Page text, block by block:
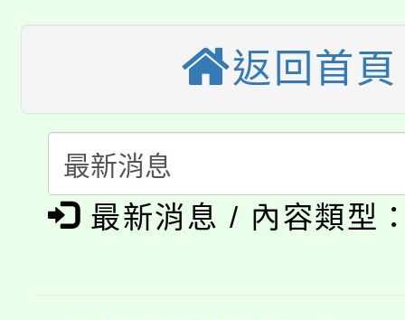
車」活動
桃園市115學年度學生
生本土語及新住民語歌
公告本校115學年度第
代理(課)教師甄選結果(
公告本校115學年度第
代理(課)教師甄選結果(
轉知中國文化大學推廣
《TA101》溝通分析基
淨零綠生活教案入校路
返回首頁
最新消息 / 內容類型